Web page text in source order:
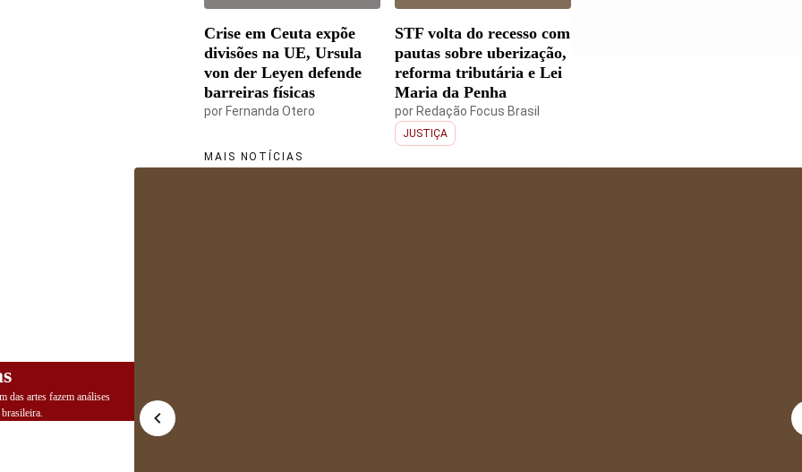
Crise em Ceuta expõe
divisões na UE, Ursula
von der Leyen defende
barreiras físicas
por Fernanda Otero
STF volta do recesso com
pautas sobre uberização,
reforma tributária e Lei
Maria da Penha
por Redação Focus Brasil
JUSTIÇA
MAIS NOTÍCIAS
das artes fazem análises